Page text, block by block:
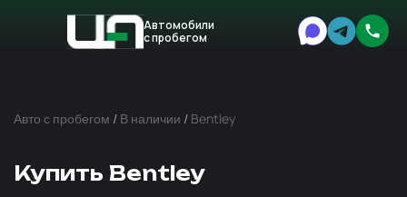
Автомобили
с пробегом
Авто с пробегом / В наличии / Bentley
Купить Bentley